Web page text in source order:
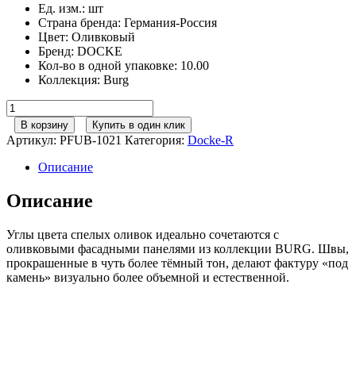
Ед. изм.: шт
Страна бренда: Германия-Россия
Цвет: Оливковый
Бренд: DOCKE
Кол-во в одной упаковке: 10.00
Коллекция: Burg
Количество
товара
Docke
Угол
Burg
Оливковый
445мм
В корзину Купить в один клик
Артикул: PFUB-1021 Категория: Docke-R
Описание
Описание
Углы цвета спелых оливок идеально сочетаются с
оливковыми фасадными панелями из коллекции BURG. Швы,
прокрашенные в чуть более тёмный тон, делают фактуру «под
камень» визуально более объемной и естественной.